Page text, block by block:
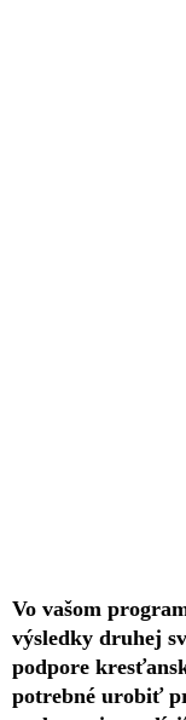
Vo vašom
výsledky druhej
podpore
potrebné urobiť